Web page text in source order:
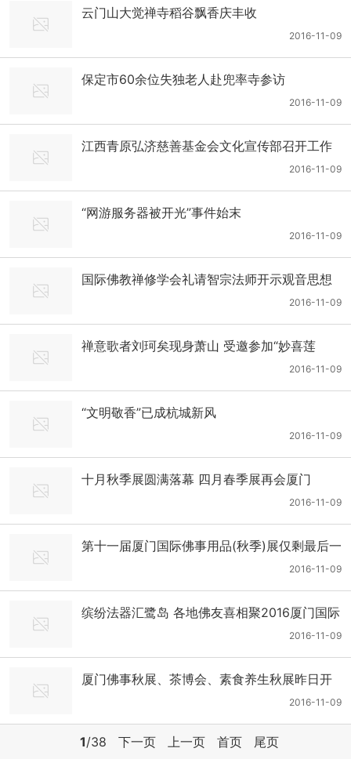
云门山大觉禅寺稻谷飘香庆丰收
2016-11-09
保定市60余位失独老人赴兜率寺参访
2016-11-09
江西青原弘济慈善基金会文化宣传部召开工作
2016-11-09
“网游服务器被开光”事件始末
2016-11-09
国际佛教禅修学会礼请智宗法师开示观音思想
2016-11-09
禅意歌者刘珂矣现身萧山 受邀参加“妙喜莲
2016-11-09
“文明敬香”已成杭城新风
2016-11-09
十月秋季展圆满落幕 四月春季展再会厦门
2016-11-09
第十一届厦门国际佛事用品(秋季)展仅剩最后一
2016-11-09
缤纷法器汇鹭岛 各地佛友喜相聚2016厦门国际
2016-11-09
厦门佛事秋展、茶博会、素食养生秋展昨日开
2016-11-09
1/38 下一页 上一页 首页 尾页